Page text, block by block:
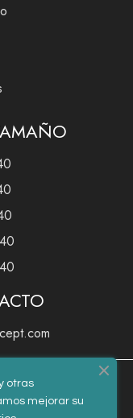
otras
mejorar su